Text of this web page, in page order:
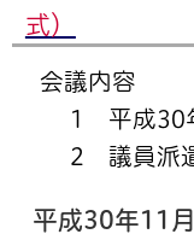
式）
会議内容
1 平成30
2 議員派
平成30年11